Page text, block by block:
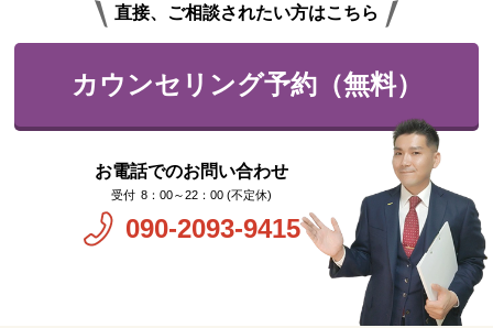
直接、ご相談されたい方はこちら
カウンセリング予約（無料）
お電話でのお問い合わせ
8：00～22：00 (不定休)
090-2093-9415